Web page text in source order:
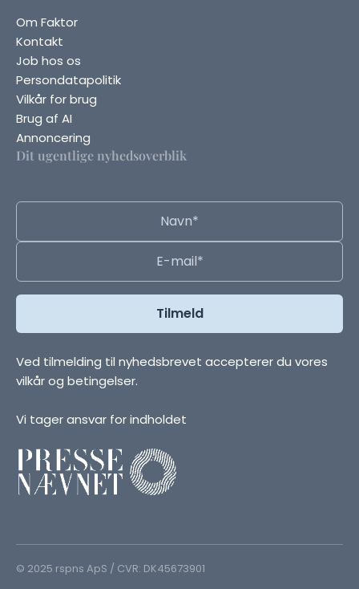
Om Faktor
Kontakt
Job hos os
Persondatapolitik
Vilkår for brug
Brug af AI
Annoncering
Dit ugentlige nyhedsoverblik
Ved tilmelding til nyhedsbrevet accepterer du vores
vilkår og betingelser.
Vi tager ansvar for indholdet
© 2025 rspns ApS / CVR: DK45673901